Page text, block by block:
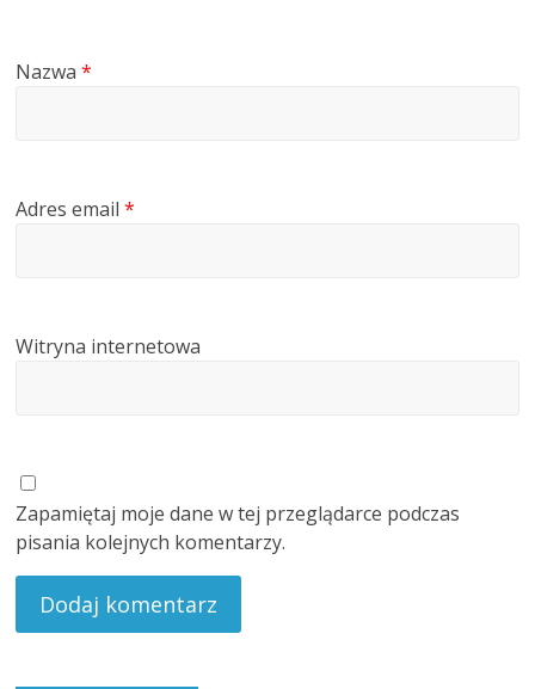
Nazwa*
Adres email*
Witryna internetowa
Zapamiętaj moje dane w tej przeglądarce podczas
pisania kolejnych komentarzy.